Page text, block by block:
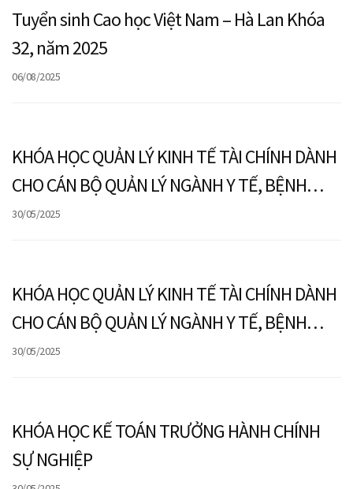
Tuyển sinh Cao học Việt Nam – Hà Lan Khóa
32, năm 2025
06/08/2025
KHÓA HỌC QUẢN LÝ KINH TẾ TÀI CHÍNH DÀNH
CHO CÁN BỘ QUẢN LÝ NGÀNH Y TẾ, BỆNH
VIỆN VÀ CƠ SỞ Y TẾ
30/05/2025
KHÓA HỌC QUẢN LÝ KINH TẾ TÀI CHÍNH DÀNH
CHO CÁN BỘ QUẢN LÝ NGÀNH Y TẾ, BỆNH
VIỆN VÀ CƠ SỞ Y TẾ
30/05/2025
KHÓA HỌC KẾ TOÁN TRƯỞNG HÀNH CHÍNH
SỰ NGHIỆP